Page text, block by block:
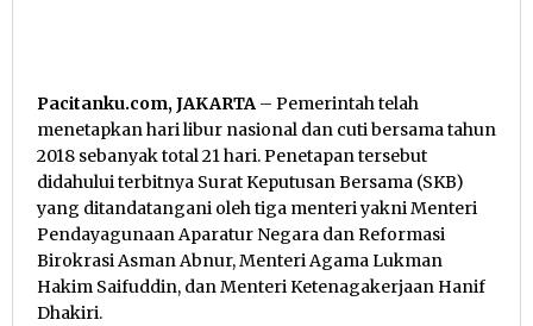
Pacitanku.com, JAKARTA – Pemerintah telah
menetapkan hari libur nasional dan cuti bersama tahun
2018 sebanyak total 21 hari. Penetapan tersebut
didahului terbitnya Surat Keputusan Bersama (SKB)
yang ditandatangani oleh tiga menteri yakni Menteri
Pendayagunaan Aparatur Negara dan Reformasi
Birokrasi Asman Abnur, Menteri Agama Lukman
Hakim Saifuddin, dan Menteri Ketenagakerjaan Hanif
Dhakiri.